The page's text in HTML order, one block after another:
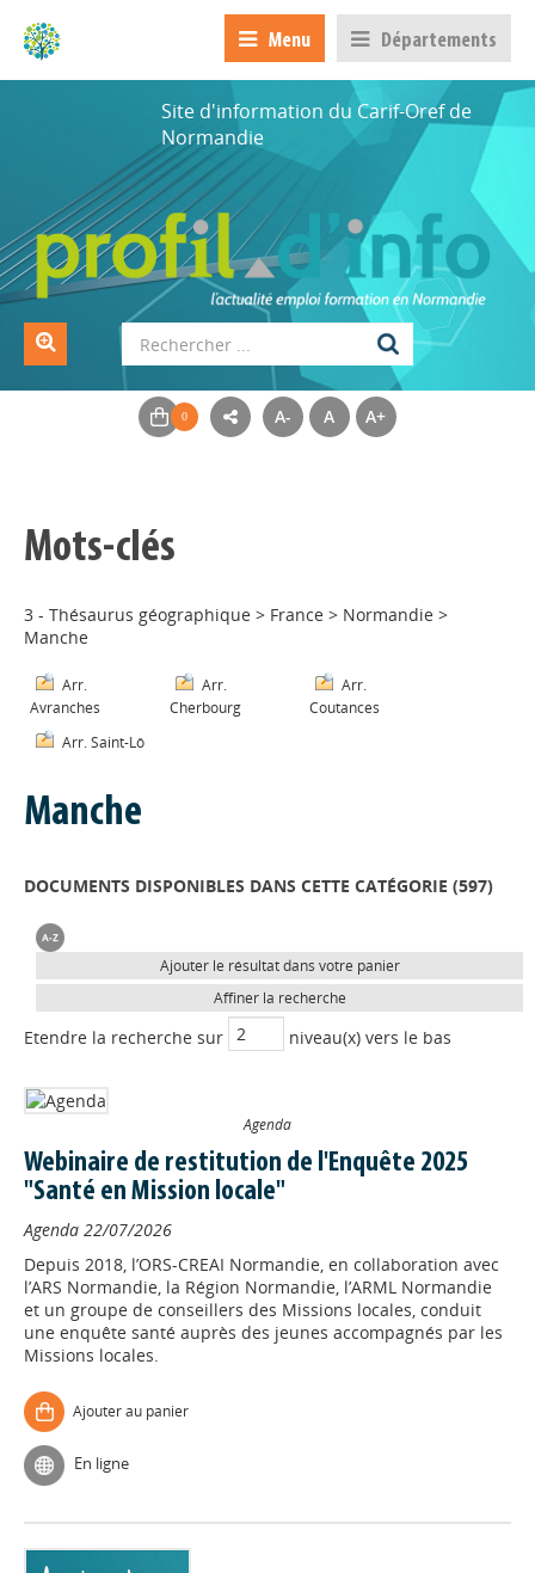
Menu Départements
Site d'information du Carif-Oref de
Normandie
A- A A+
Mots-clés
3 - Thésaurus géographique > France > Normandie >
Manche
Arr.
Avranches
Arr.
Cherbourg
Arr.
Coutances
Arr. Saint-Lô
Manche
DOCUMENTS DISPONIBLES DANS CETTE CATÉGORIE (597)
Ajouter le résultat dans votre panier
Affiner la recherche
Etendre la recherche sur niveau(x) vers le bas
Agenda
Webinaire de restitution de l'Enquête 2025
"Santé en Mission locale"
Agenda 22/07/2026
Depuis 2018, l’ORS-CREAI Normandie, en collaboration avec
l’ARS Normandie, la Région Normandie, l’ARML Normandie
et un groupe de conseillers des Missions locales, conduit
une enquête santé auprès des jeunes accompagnés par les
Missions locales.
Ajouter au panier
En ligne